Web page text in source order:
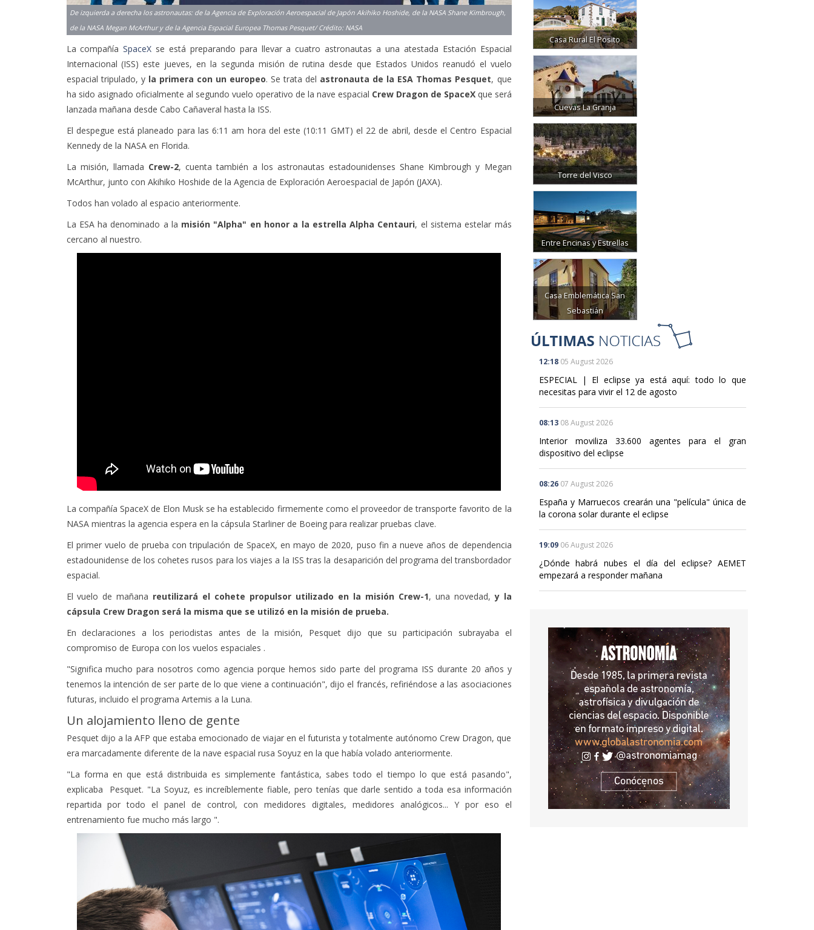
De izquierda a derecha los astronautas: de la Agencia de Exploración Aeroespacial de Japón Akihiko Hoshide, de la NASA Shane Kimbrough,
de la NASA Megan McArthur y de la Agencia Espacial Europea Thomas Pesquet/ Crédito: NASA
La compañíaSpaceX se está preparando para llevar a cuatro astronautas a una atestada Estación Espacial
Internacional (ISS) este jueves, en la segunda misión de rutina desde que Estados Unidos reanudó el vuelo
espacial tripulado, y la primera con un europeo. Se trata del astronauta de la ESA Thomas Pesquet, que
ha sido asignado oficialmente al segundo vuelo operativo de la nave espacial Crew Dragon de SpaceXque será
lanzada mañana desde Cabo Cañaveral hasta la ISS.
El despegue está planeado para las 6:11 am hora del este (10:11 GMT) el 22 de abril, desde el Centro Espacial
Kennedy de la NASA en Florida.
La misión, llamada Crew-2, cuenta también a los astronautas estadounidenses Shane Kimbrough y Megan
McArthur, junto con Akihiko Hoshide de la Agencia de Exploración Aeroespacial de Japón (JAXA).
Todos han volado al espacio anteriormente.
La ESA ha denominado a la misión "Alpha" en honor a la estrella Alpha Centauri, el sistema estelar más
cercano al nuestro.
La compañía SpaceX de Elon Musk se ha establecido firmemente como el proveedor de transporte favorito de la
NASA mientras la agencia espera en la cápsula Starliner de Boeing para realizar pruebas clave.
El primer vuelo de prueba con tripulación de SpaceX, en mayo de 2020, puso fin a nueve años de dependencia
estadounidense de los cohetes rusos para los viajes a la ISS tras la desaparición del programa del transbordador
espacial.
El vuelo de mañana reutilizará el cohete propulsor utilizado en la misión Crew-1, una novedad, y la
cápsula Crew Dragon será la misma que se utilizó en la misión de prueba.
En declaraciones a los periodistas antes de la misión, Pesquet dijo que su participación subrayaba el
compromiso de Europa con los vuelos espaciales .
"Significa mucho para nosotros como agencia porque hemos sido parte del programa ISS durante 20 años y
tenemos la intención de ser parte de lo que viene a continuación", dijo el francés, refiriéndose a las asociaciones
futuras, incluido el programa Artemis a la Luna.
Un alojamiento lleno de gente
Pesquet dijo a la AFP que estaba emocionado de viajar en el futurista y totalmente autónomo Crew Dragon, que
era marcadamente diferente de la nave espacial rusa Soyuz en la que había volado anteriormente.
"La forma en que está distribuida es simplemente fantástica, sabes todo el tiempo lo que está pasando",
explicaba Pesquet. "La Soyuz, es increíblemente fiable, pero tenías que darle sentido a toda esa información
repartida por todo el panel de control, con medidores digitales, medidores analógicos... Y por eso el
entrenamiento fue mucho más largo ".
Casa Rural El Posito
Cuevas La Granja
Torre del Visco
Entre Encinas y Estrellas
Casa Emblemática San
Sebastián
12:18 05 August 2026
ESPECIAL | El eclipse ya está aquí: todo lo que
necesitas para vivir el 12 de agosto
08:13 08 August 2026
Interior moviliza 33.600 agentes para el gran
dispositivo del eclipse
08:26 07 August 2026
España y Marruecos crearán una "película" única de
la corona solar durante el eclipse
19:09 06 August 2026
¿Dónde habrá nubes el día del eclipse? AEMET
empezará a responder mañana